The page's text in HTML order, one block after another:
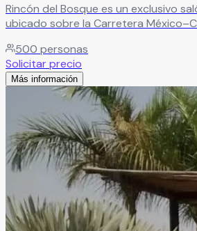
Rincón del Bosque es un exclusivo
ubicado sobre la Carretera
natural y elegante. Con capacidad para más de 500
personas, este amplio recinto
funcionalidad y una espectacular
gracias a su diseño con techo
versátiles ideales para bodas, XV
eventos sociales, conferencias y
Leer más
500 personas
Solicitar precio
Más información